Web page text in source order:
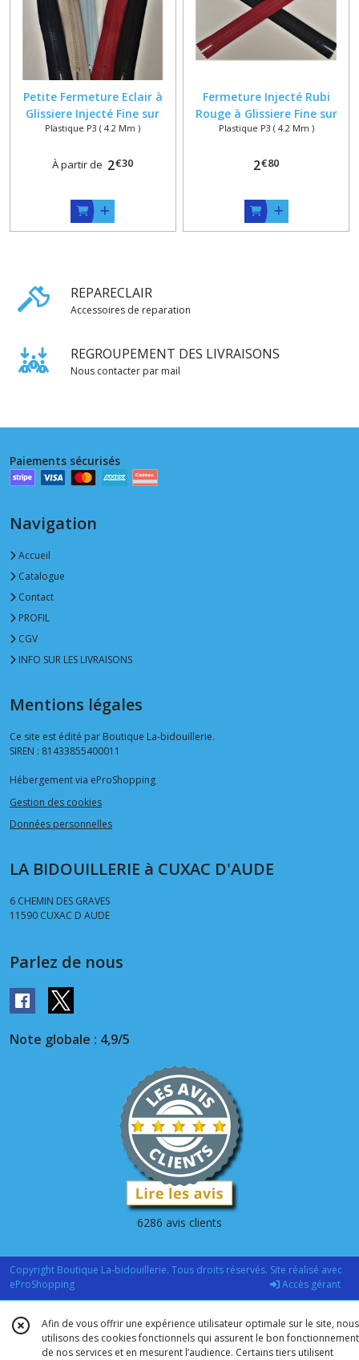
Petite Fermeture Eclair à
Glissiere Injecté Fine sur
Mesure Maxi 18 cm / 6
Plastique P3 ( 4.2 Mm )
À partir de 2€30
Fermeture Injecté Rubi
Rouge à Glissiere Fine sur
Mesure Maxi 22 cm
Plastique P3 ( 4.2 Mm )
2€80
REPARECLAIR
Accessoires de reparation
REGROUPEMENT DES LIVRAISONS
Nous contacter par mail
Paiements sécurisés
Navigation
Accueil
Catalogue
Contact
PROFIL
CGV
INFO SUR LES LIVRAISONS
Mentions légales
Ce site est édité par Boutique La-bidouillerie.
SIREN : 81433855400011
Hébergement via eProShopping
Gestion des cookies
Données personnelles
LA BIDOUILLERIE à CUXAC D'AUDE
6 CHEMIN DES GRAVES
11590 CUXAC D AUDE
Parlez de nous
Note globale : 4,9/5
6286 avis clients
Copyright Boutique La-bidouillerie. Tous droits réservés. Site réalisé avec
eProShopping
Accès gérant
Afin de vous offrir une expérience utilisateur optimale sur le site, nous
utilisons des cookies fonctionnels qui assurent le bon fonctionnement
de nos services et en mesurent l’audience. Certains tiers utilisent